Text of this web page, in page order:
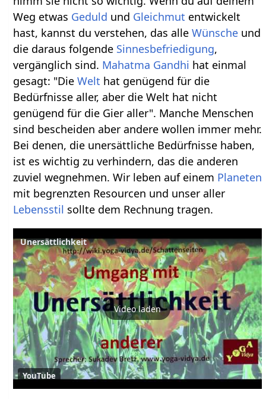
Weg etwas Geduld und Gleichmut entwickelt
hast, kannst du verstehen, das alleWünsche und
die daraus folgende Sinnesbefriedigung,
vergänglich sind. Mahatma Gandhi hat einmal
gesagt: "DieWelt hat genügend für die
Bedürfnisse aller, aber die Welt hat nicht
genügend für die Gier aller". Manche Menschen
sind bescheiden aber andere wollen immer mehr.
Bei denen, die unersättliche Bedürfnisse haben,
ist es wichtig zu verhindern, das die anderen
zuviel wegnehmen. Wir leben auf einem Planeten
mit begrenzten Resourcen und unser aller
Lebensstil sollte dem Rechnung tragen.
Unersättlichkeit
Video laden
YouTube